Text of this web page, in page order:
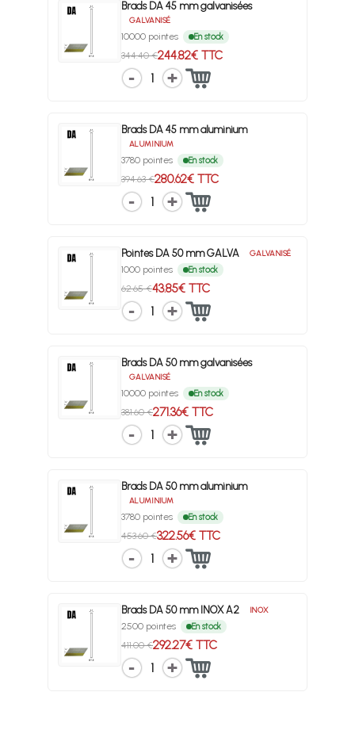
Brads DA 45 mm galvanisées
GALVANISÉ
10000 pointes En stock
344.40 €244.82€ TTC
1
Brads DA 45 mm aluminium
ALUMINIUM
3780 pointes En stock
394.63 €280.62€ TTC
1
Pointes DA 50 mm GALVA GALVANISÉ
1000 pointes En stock
62.65 €43.85€ TTC
1
Brads DA 50 mm galvanisées
GALVANISÉ
10000 pointes En stock
381.60 €271.36€ TTC
1
Brads DA 50 mm aluminium
ALUMINIUM
3780 pointes En stock
453.60 €322.56€ TTC
1
Brads DA 50 mm INOX A2 INOX
2500 pointes En stock
411.00 €292.27€ TTC
1